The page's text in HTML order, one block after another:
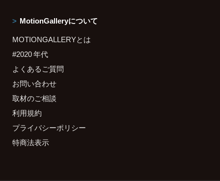
MotionGalleryについて
MOTIONGALLERYとは
#2020 年代
よくあるご質問
お問い合わせ
取材のご相談
利用規約
プライバシーポリシー
特商法表示